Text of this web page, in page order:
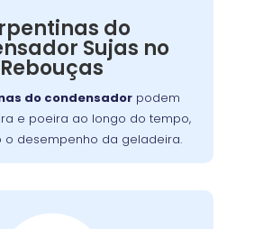
do
Sujas no
Rebouças
do condensadorpodem
e poeira ao longo do tempo,
o desempenho da geladeira.
limpeza regular
pode
mais detalhado para
adequado do